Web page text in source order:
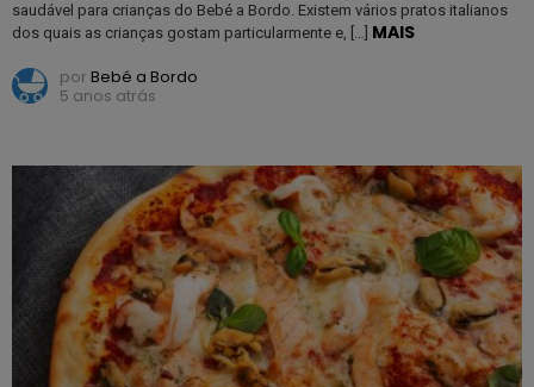
saudável para crianças do Bebé a Bordo. Existem vários pratos italianos
dos quais as crianças gostam particularmente e, […] MAIS
por Bebé a Bordo
5 anos atrás